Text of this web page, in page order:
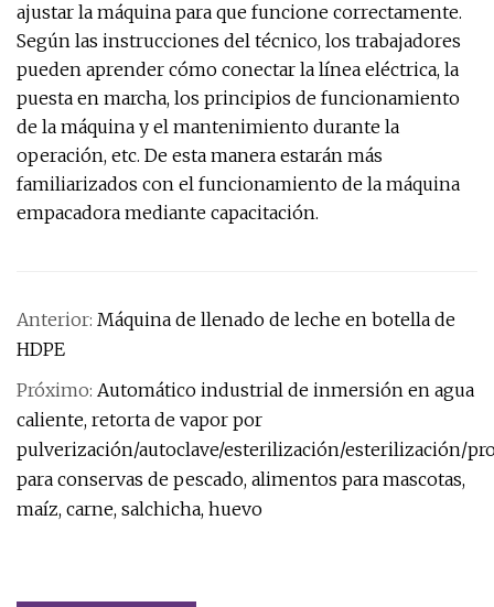
ajustar la máquina para que funcione correctamente.
Según las instrucciones del técnico, los trabajadores
pueden aprender cómo conectar la línea eléctrica, la
puesta en marcha, los principios de funcionamiento
de la máquina y el mantenimiento durante la
operación, etc. De esta manera estarán más
familiarizados con el funcionamiento de la máquina
empacadora mediante capacitación.
Anterior: Máquina de llenado de leche en botella de
HDPE
Próximo: Automático industrial de inmersión en agua
caliente, retorta de vapor por
pulverización/autoclave/esterilización/esterilización/
para conservas de pescado, alimentos para mascotas,
maíz, carne, salchicha, huevo